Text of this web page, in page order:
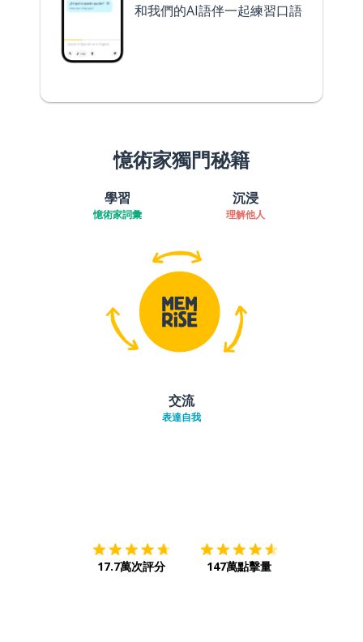
和我們的AI語伴一起練習口語
憶術家獨門秘籍
學習
憶術家詞彙
沉浸
理解他人
交流
表達自我
17.7萬次評分 147萬點擊量